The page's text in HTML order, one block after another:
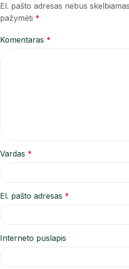
El. pašto adresas nebus
pažymėti *
Komentaras *
Vardas *
El. pašto adresas *
Interneto puslapis